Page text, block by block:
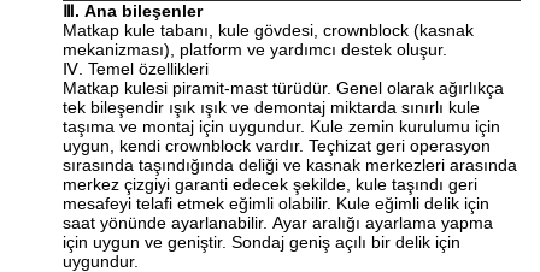
Ⅲ. Ana bileşenler
Matkap kule tabanı, kule gövdesi, crownblock (kasnak
mekanizması), platform ve yardımcı destek oluşur.
Ⅳ. Temel özellikleri
Matkap kulesi piramit-mast türüdür. Genel olarak ağırlıkça
tek bileşendir ışık ışık ve demontaj miktarda sınırlı kule
taşıma ve montaj için uygundur. Kule zemin kurulumu için
uygun, kendi crownblock vardır. Teçhizat geri operasyon
sırasında taşındığında deliği ve kasnak merkezleri arasında
merkez çizgiyi garanti edecek şekilde, kule taşındı geri
mesafeyi telafi etmek eğimli olabilir. Kule eğimli delik için
saat yönünde ayarlanabilir. Ayar aralığı ayarlama yapma
için uygun ve geniştir. Sondaj geniş açılı bir delik için
uygundur.